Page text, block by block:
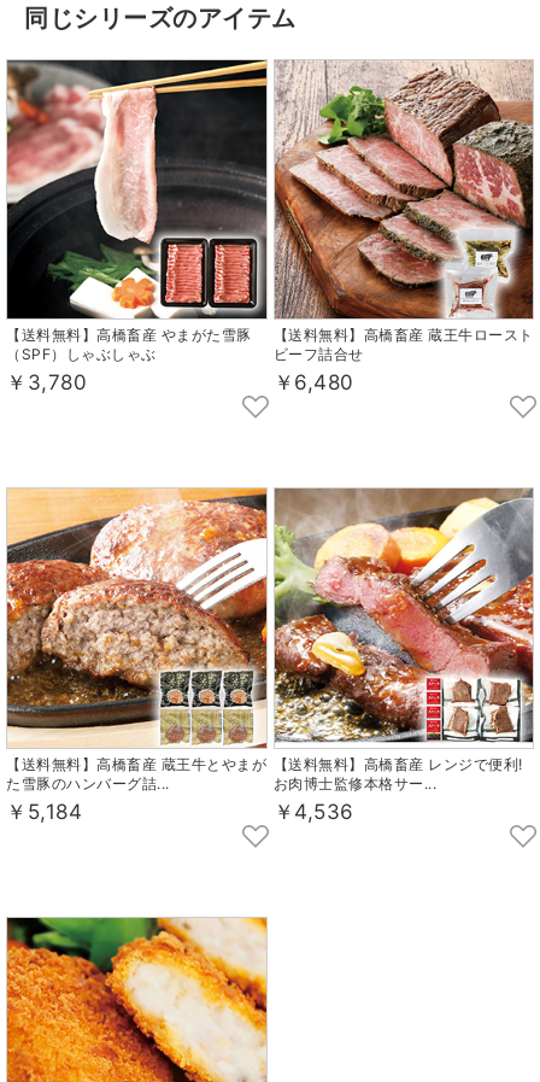
同じシリーズのアイテム
【送料無料】高橋畜産 やまがた雪豚
（SPF）しゃぶしゃぶ
￥3,780
【送料無料】高橋畜産 蔵王牛ロースト
ビーフ詰合せ
￥6,480
【送料無料】高橋畜産 蔵王牛とやまが
た雪豚のハンバーグ詰...
￥5,184
【送料無料】高橋畜産 レンジで便利!
お肉博士監修本格サー...
￥4,536